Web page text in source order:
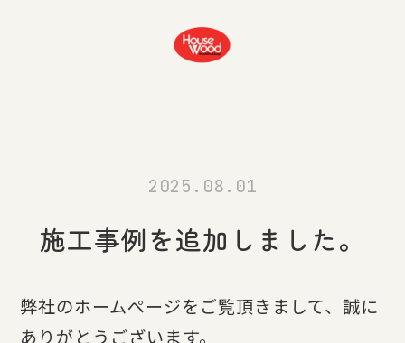
2025.08.01
施工事例を追加しました。
弊社のホームページをご覧頂きまして、誠に
ありがとうございます。